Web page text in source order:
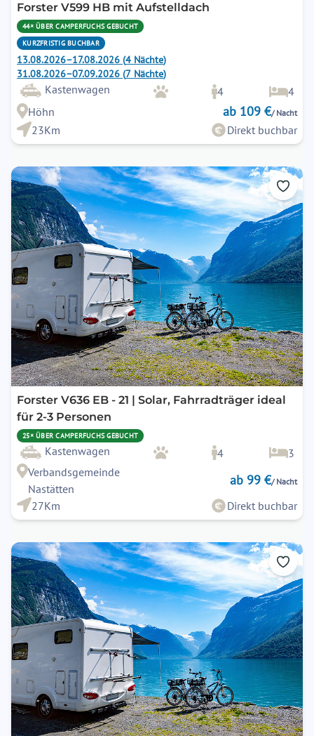
Forster V599 HB mit Aufstelldach
44× ÜBER CAMPERFUCHS GEBUCHT
KURZFRISTIG BUCHBAR
13.08.2026–17.08.2026 (4 Nächte)
31.08.2026–07.09.2026 (7 Nächte)
Kastenwagen 4
4
Höhn
ab 109 €/ Nacht
23Km Direkt buchbar
Forster V636 EB - 21 | Solar, Fahrradträger ideal
für 2-3 Personen
25× ÜBER CAMPERFUCHS GEBUCHT
Kastenwagen 4
3
Verbandsgemeinde
Nastätten
ab 99 €/ Nacht
27Km Direkt buchbar